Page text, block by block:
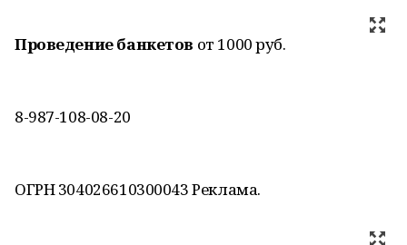
Проведение банкетов от 1000 руб.
8-987-108-08-20
ОГРН 304026610300043 Реклама.